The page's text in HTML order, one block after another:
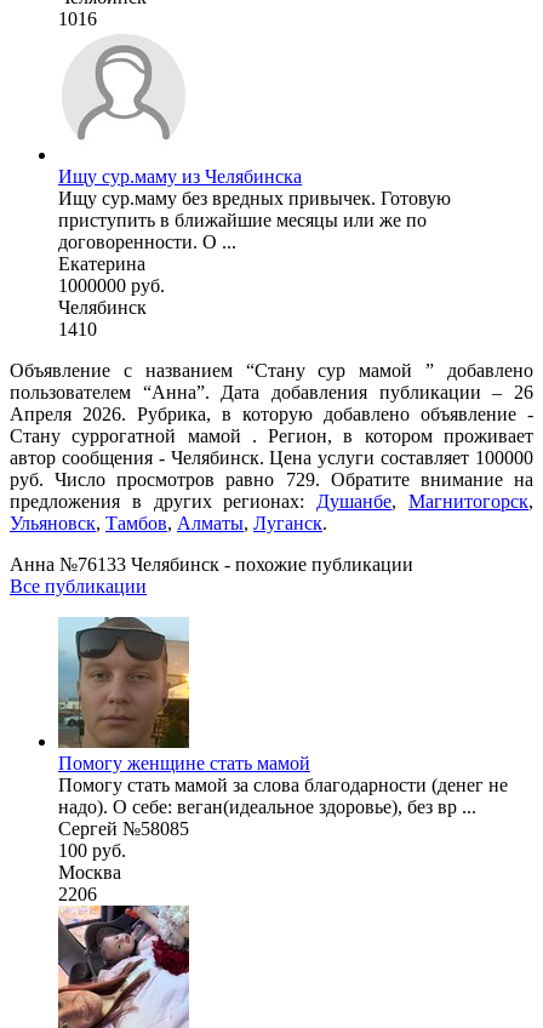
1016
Ищу сур.маму из Челябинска
Ищу сур.маму без вредных привычек. Готовую
приступить в ближайшие месяцы или же по
договоренности. О ...
Екатерина
1000000 руб.
Челябинск
1410
Объявление с названием “Стану сур мамой ” добавлено
пользователем “Анна”. Дата добавления публикации – 26
Апреля 2026. Рубрика, в которую добавлено объявление -
Cтану суррогатной мамой . Регион, в котором проживает
автор сообщения - Челябинск. Цена услуги составляет 100000
руб. Число просмотров равно 729. Обратите внимание на
предложения в других регионах: Душанбе,Магнитогорск,
Ульяновск, Тамбов, Алматы, Луганск.
Анна №76133 Челябинск - похожие публикации
Все публикации
Помогу женщине стать мамой
Помогу стать мамой за слова благодарности (денег не
надо). О себе: веган(идеальное здоровье), без вр ...
Сергей №58085
100 руб.
Москва
2206